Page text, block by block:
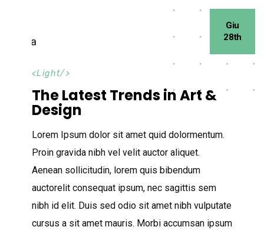
Giu
28th
<Light/>
The Latest Trends in Art &
Design
Lorem Ipsum dolor sit amet quid dolormentum.
Proin gravida nibh vel velit auctor aliquet.
Aenean sollicitudin, lorem quis bibendum
auctorelit consequat ipsum, nec sagittis sem
nibh id elit. Duis sed odio sit amet nibh vulputate
cursus a sit amet mauris. Morbi accumsan ipsum